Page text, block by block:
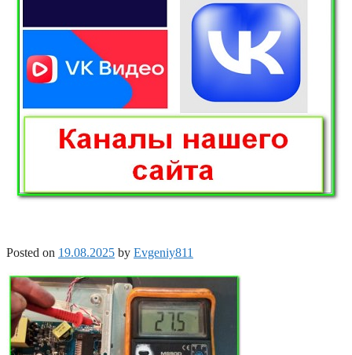
Posted on 19.08.2025 by Evgeniy811